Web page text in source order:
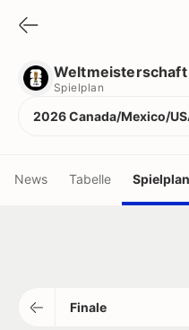
Weltmeisterschaft
Spielplan
2026 Canada/Mexico/
News Tabelle Spielplan
Finale